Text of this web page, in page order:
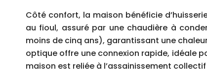
Côté confort, la maison bénéficie
au fioul, assuré par une chaudière à
moins de cinq ans), garantissant une
optique offre une connexion rapide, idéale
maison est reliée à l’assainissement